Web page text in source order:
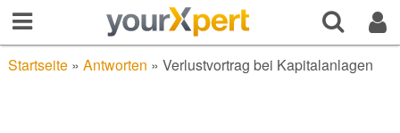
Startseite» Antworten » Verlustvortrag bei Kapitalanlagen